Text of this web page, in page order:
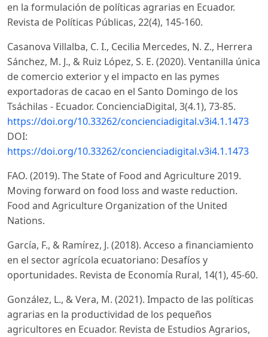
en la formulación de políticas agrarias en Ecuador.
Revista de Políticas Públicas, 22(4), 145-160.
Casanova Villalba, C. I., Cecilia Mercedes, N. Z., Herrera
Sánchez, M. J., & Ruiz López, S. E. (2020). Ventanilla única
de comercio exterior y el impacto en las pymes
exportadoras de cacao en el Santo Domingo de los
Tsáchilas - Ecuador. ConcienciaDigital, 3(4.1), 73-85.
https://doi.org/10.33262/concienciadigital.v3i4.1.1473
DOI:
https://doi.org/10.33262/concienciadigital.v3i4.1.1473
FAO. (2019). The State of Food and Agriculture 2019.
Moving forward on food loss and waste reduction.
Food and Agriculture Organization of the United
Nations.
García, F., & Ramírez, J. (2018). Acceso a financiamiento
en el sector agrícola ecuatoriano: Desafíos y
oportunidades. Revista de Economía Rural, 14(1), 45-60.
González, L., & Vera, M. (2021). Impacto de las políticas
agrarias en la productividad de los pequeños
agricultores en Ecuador. Revista de Estudios Agrarios,